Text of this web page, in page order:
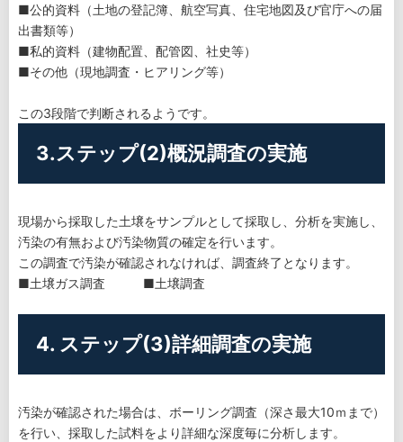
■公的資料（土地の登記簿、航空写真、住宅地図及び官庁への届
出書類等）
■私的資料（建物配置、配管図、社史等）
■その他（現地調査・ヒアリング等）
この3段階で判断されるようです。
3.ステップ(2)概況調査の実施
現場から採取した土壌をサンプルとして採取し、分析を実施し、
汚染の有無および汚染物質の確定を行います。
この調査で汚染が確認されなければ、調査終了となります。
■土壌ガス調査 ■土壌調査
4. ステップ(3)詳細調査の実施
汚染が確認された場合は、ボーリング調査（深さ最大10ｍまで）
を行い、採取した試料をより詳細な深度毎に分析します。